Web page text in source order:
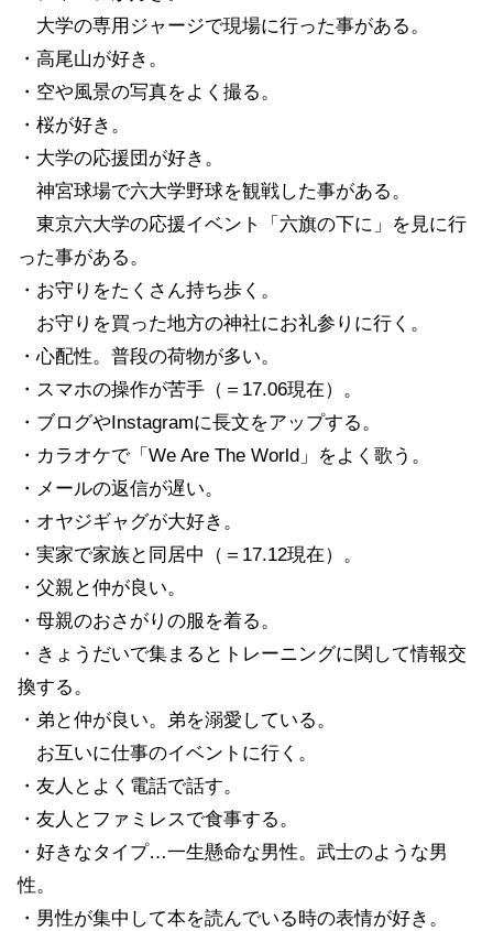
大学の専用ジャージで現場に行った事がある。
・高尾山が好き。
・空や風景の写真をよく撮る。
・桜が好き。
・大学の応援団が好き。
神宮球場で六大学野球を観戦した事がある。
東京六大学の応援イベント「六旗の下に」を見に行
った事がある。
・お守りをたくさん持ち歩く。
お守りを買った地方の神社にお礼参りに行く。
・心配性。普段の荷物が多い。
・スマホの操作が苦手（＝17.06現在）。
・ブログやInstagramに長文をアップする。
・カラオケで「We Are The World」をよく歌う。
・メールの返信が遅い。
・オヤジギャグが大好き。
・実家で家族と同居中（＝17.12現在）。
・父親と仲が良い。
・母親のおさがりの服を着る。
・きょうだいで集まるとトレーニングに関して情報交
換する。
・弟と仲が良い。弟を溺愛している。
お互いに仕事のイベントに行く。
・友人とよく電話で話す。
・友人とファミレスで食事する。
・好きなタイプ…一生懸命な男性。武士のような男
性。
・男性が集中して本を読んでいる時の表情が好き。